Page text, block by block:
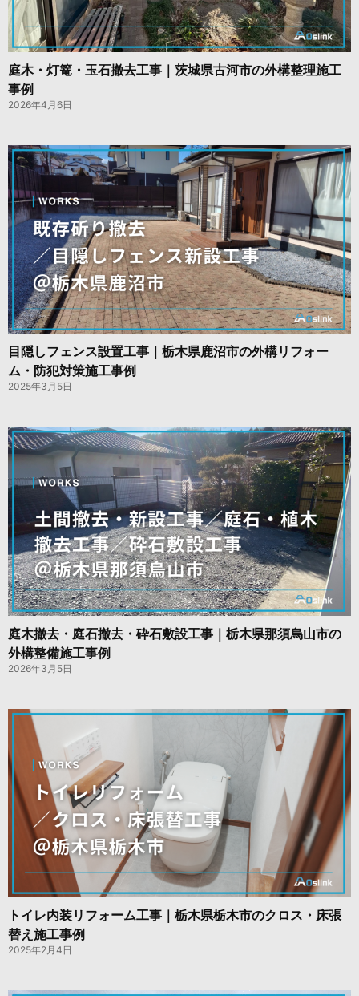
庭木・灯篭・玉石撤去工事｜茨城県古河市の外構整理施工
事例
2026年4月6日
目隠しフェンス設置工事｜栃木県鹿沼市の外構リフォー
ム・防犯対策施工事例
2025年3月5日
庭木撤去・庭石撤去・砕石敷設工事｜栃木県那須烏山市の
外構整備施工事例
2026年3月5日
トイレ内装リフォーム工事｜栃木県栃木市のクロス・床張
替え施工事例
2025年2月4日